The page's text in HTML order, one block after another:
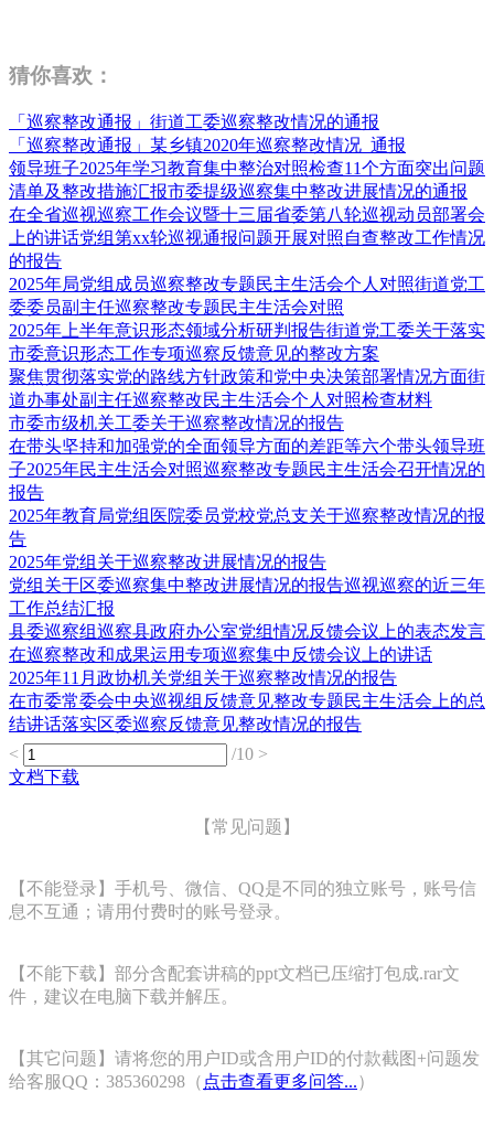
猜你喜欢：
「巡察整改通报」街道工委巡察整改情况的通报
「巡察整改通报」某乡镇2020年巡察整改情况_通报
领导班子2025年学习教育集中整治对照检查11个方面突出问题
清单及整改措施汇报市委提级巡察集中整改进展情况的通报
在全省巡视巡察工作会议暨十三届省委第八轮巡视动员部署会
上的讲话党组第xx轮巡视通报问题开展对照自查整改工作情况
的报告
2025年局党组成员巡察整改专题民主生活会个人对照街道党工
委委员副主任巡察整改专题民主生活会对照
2025年上半年意识形态领域分析研判报告街道党工委关于落实
市委意识形态工作专项巡察反馈意见的整改方案
聚焦贯彻落实党的路线方针政策和党中央决策部署情况方面街
道办事处副主任巡察整改民主生活会个人对照检查材料
市委市级机关工委关于巡察整改情况的报告
在带头坚持和加强党的全面领导方面的差距等六个带头领导班
子2025年民主生活会对照巡察整改专题民主生活会召开情况的
报告
2025年教育局党组医院委员党校党总支关于巡察整改情况的报
告
2025年党组关于巡察整改进展情况的报告
党组关于区委巡察集中整改进展情况的报告巡视巡察的近三年
工作总结汇报
县委巡察组巡察县政府办公室党组情况反馈会议上的表态发言
在巡察整改和成果运用专项巡察集中反馈会议上的讲话
2025年11月政协机关党组关于巡察整改情况的报告
在市委常委会中央巡视组反馈意见整改专题民主生活会上的总
结讲话落实区委巡察反馈意见整改情况的报告
<
/10 >
文档下载
【常见问题】
【不能登录】手机号、微信、QQ是不同的独立账号，账号信
息不互通；请用付费时的账号登录。
【不能下载】部分含配套讲稿的ppt文档已压缩打包成.rar文
件，建议在电脑下载并解压。
【其它问题】请将您的用户ID或含用户ID的付款截图+问题发
给客服QQ：385360298（ 点击查看更多问答...）